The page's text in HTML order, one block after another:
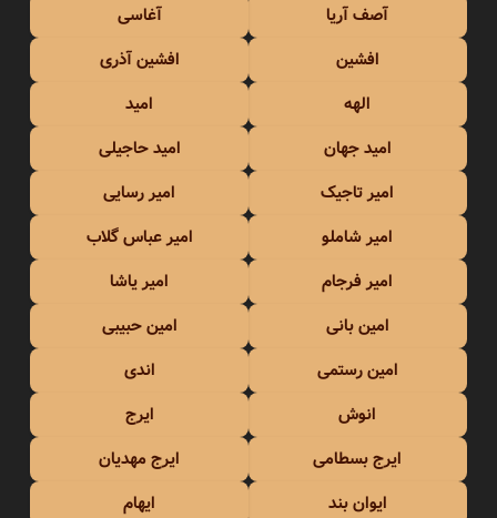
آصف آریا
آغاسی
افشین
افشین آذری
الهه
امید
امید جهان
امید حاجیلی
امیر تاجیک
امیر رسایی
امیر شاملو
امیر عباس گلاب
امیر فرجام
امیر یاشا
امین بانی
امین حبیبی
امین رستمی
اندی
انوش
ایرج
ایرج بسطامی
ایرج مهدیان
ایوان بند
ایهام